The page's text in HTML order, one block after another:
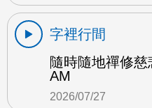
字裡行間
隨時隨地禪修
AM
2026/07/27